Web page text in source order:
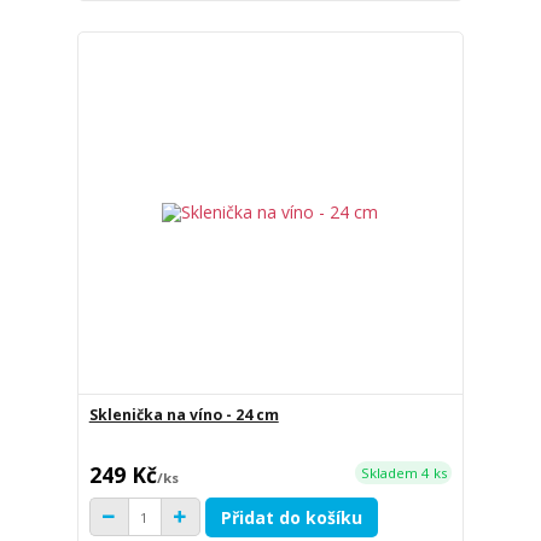
Sklenička na víno - 24 cm
249 Kč/ks Skladem 4 ks
Přidat do košíku